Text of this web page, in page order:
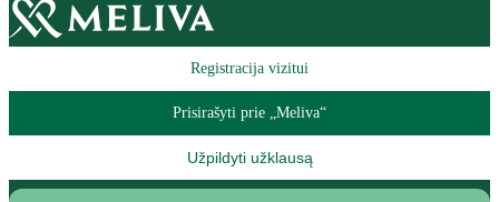
Registracija vizitui
Prisirašyti prie „Meliva“
Užpildyti užklausą